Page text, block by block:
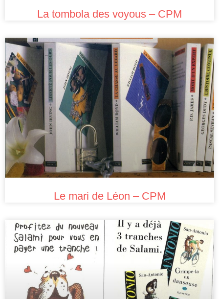
La tombola des voyous – CPM
Le mari de Léon – CPM